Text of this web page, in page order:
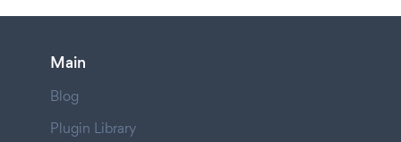
Main
Blog
Plugin Library